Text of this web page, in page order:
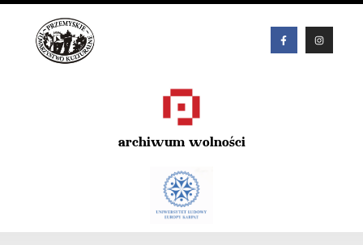
archiwum wolności